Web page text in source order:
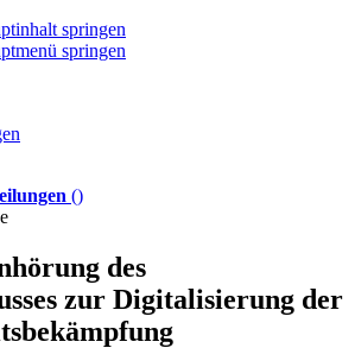
springen
springen
()
des
zur Digitalisierung der